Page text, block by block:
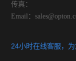
传真：
Email：
24小时在线客服，